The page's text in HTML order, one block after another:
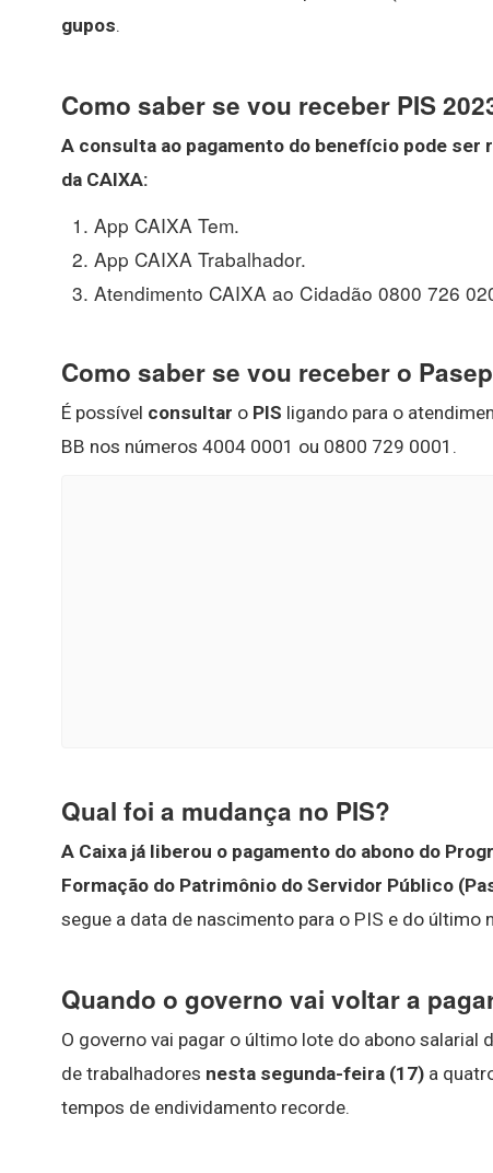
gupos.
Como saber se vou receber PIS
A consulta ao pagamento do benefício pode
da CAIXA:
App CAIXA Tem.
App CAIXA Trabalhador.
Atendimento CAIXA ao Cidadão 0800 726
Como saber se vou receber o
É possível consultar o PIS ligando para o
BB nos números 4004 0001 ou 0800 729 0001.
Qual foi a mudança no PIS?
A Caixa já liberou o pagamento do abono do
Formação do Patrimônio do Servidor Público
segue a data de nascimento para o PIS e do
Quando o governo vai voltar a
O governo vai pagar o último lote do abono
de trabalhadores nesta segunda-feira (17) a
tempos de endividamento recorde.